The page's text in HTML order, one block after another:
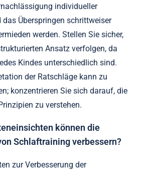
individueller
das Überspringen schrittweiser
werden. Stellen Sie sicher,
Ansatz verfolgen, da
Kindes unterschiedlich sind.
der Ratschläge kann zu
konzentrieren Sie sich darauf, die
zu verstehen.
können die
Schlaftraining verbessern?
zur Verbesserung der